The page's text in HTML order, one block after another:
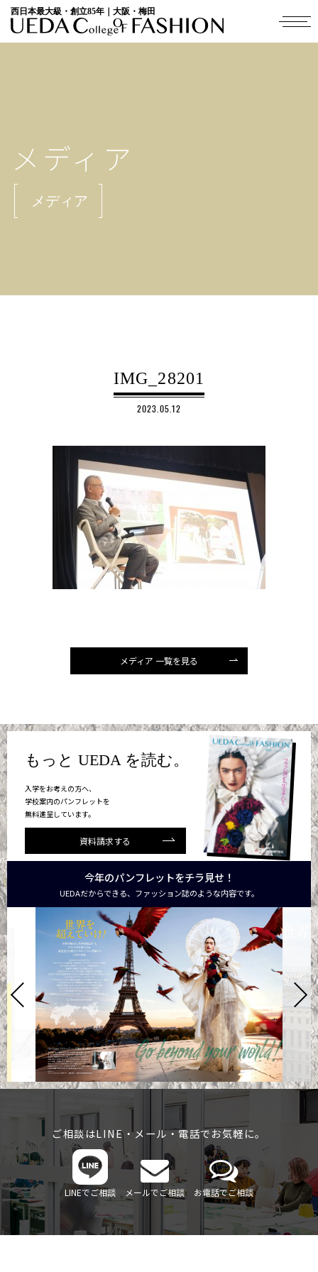
西日本最大級・創立85年｜大阪・梅田
メディア
メディア
IMG_28201
2023.05.12
メディア 一覧を見る
もっと UEDA を読む。
入学をお考えの方へ、
学校案内のパンフレットを
無料進呈しています。
資料請求する
今年のパンフレットをチラ見せ！
UEDAだからできる、ファッション誌のような内容です。
ご相談はLINE・メール・電話でお気軽に。
LINEでご相談 メールでご相談 お電話でご相談